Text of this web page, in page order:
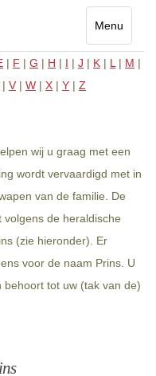
Menu
Toggle
| F | G | H | I | J | K | L | M |
| V | W | X | Y | Z
wij u graag met een
wordt vervaardigd met in
van de familie. De
de heraldische
(zie hieronder). Er
voor de naam Prins. U
behoort tot uw (tak van de)